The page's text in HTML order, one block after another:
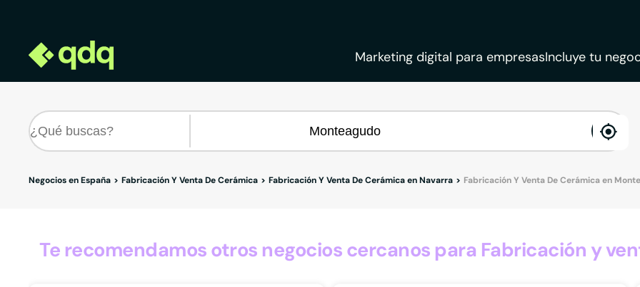
Marketing digital para empresasIncluye tu
Negocios en España Fabricación Y Venta De Cerámica Fabricación Y Venta De Cerámica en Navarra Fabricación Y Venta De Cerámica en
Te recomendamos otros negocios cercanos para Fabricación y